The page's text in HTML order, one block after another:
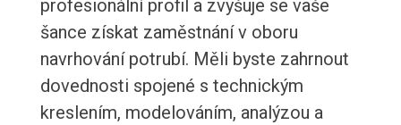
profesionální profil a zvyšuje se vaše
šance získat zaměstnání v oboru
navrhování potrubí. Měli byste zahrnout
dovednosti spojené s technickým
kreslením, modelováním, analýzou a